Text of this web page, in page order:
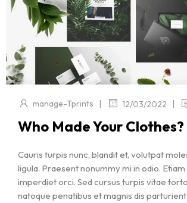
manage-Tprints | 12/03/2022 |
Who Made Your Clothes?
Cauris turpis nunc, blandit et, volutpat
ligula. Praesent nonummy mi in odio.
imperdiet orci. Sed cursus turpis vitae
natoque penatibus et magnis dis